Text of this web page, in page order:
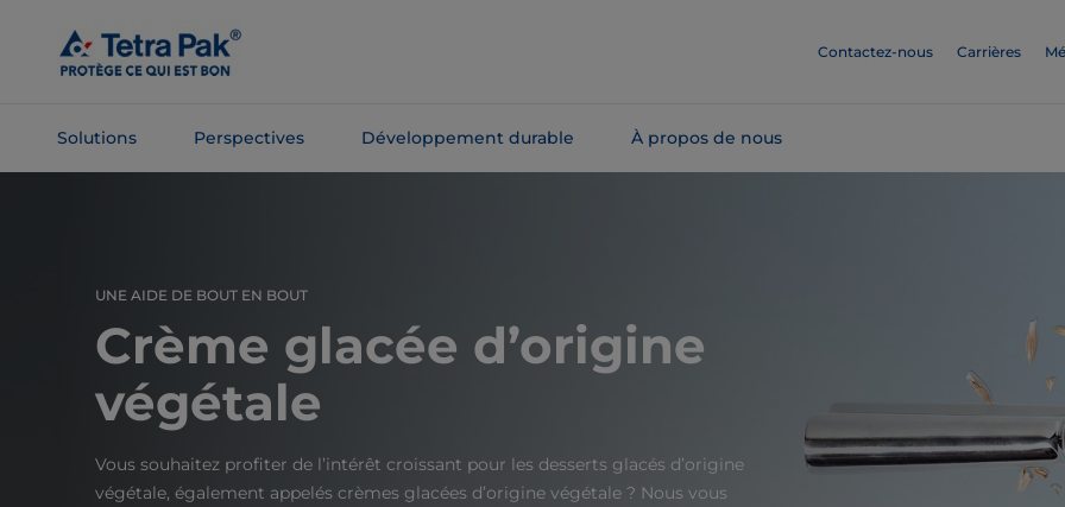
contenu
Contactez-nous Carrières
Solutions Perspectives Développement durable À propos de nous
UNE AIDE DE BOUT EN BOUT
Crème glacée d’origine
végétale
Vous souhaitez profiter de l’intérêt croissant pour les desserts glacés d’origine
végétale, également appelés crèmes glacées d’origine végétale ? Nous vous